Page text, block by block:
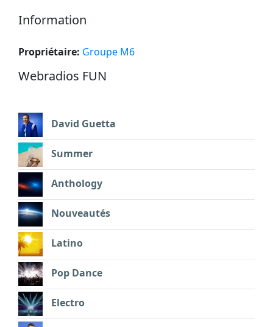
Information
Propriétaire: Groupe M6
Webradios FUN
David Guetta
Summer
Anthology
Nouveautés
Latino
Pop Dance
Electro